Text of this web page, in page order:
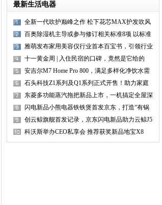
最新生活电器
全新一代吹护巅峰之作 松下花芯MAX护发吹风
机重
百奥除湿机主导或参与修订相关标准8项 以标准
化
雅萌发布家用美容仪行业首本百宝书，引领行业
科学
十一黄金周 | 入住民宿的口碑，竟然是它给的
安吉尔M7 Home Pro 800，满足多样化净饮水需
求
石头科技Z1系列及Q1系列正式开售！助力家庭
洗护品
东菱多功能蒸汽拖把新品上市，一机搞定全屋深
度清
闪电新品小熊电器铁铁煲首发京东，打造“有锅
气”
创云鲸旗舰首发记录，京东闪电新品助力云鲸J5
扫地
科沃斯举办CEO私享会 推荐获奖新品地宝X8